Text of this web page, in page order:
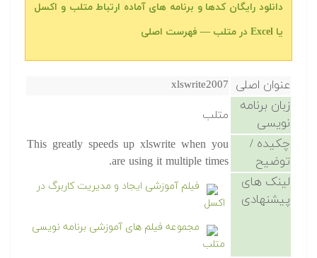
دانلود رایگان کدها و برنامه های آماده ارتباط متلب و اکسل
یا Excel در متلب‬‬ — فهرست اصلی
عنوان اصلی xlswrite2007
زبان برنامه
نویسی
متلب
چکیده /
توضیح
This greatly speeds up xlswrite when you
are using it multiple times.
لینک های
پیشنهادی
فیلم آموزشی ایجاد و مدیریت کاربرگ در
اکسل
مجموعه فیلم های آموزشی برنامه نویسی
متلب